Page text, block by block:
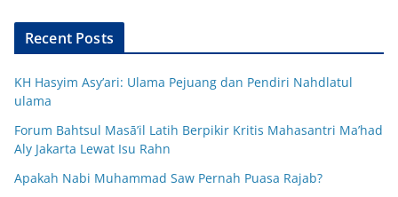
Recent Posts
KH Hasyim Asy’ari: Ulama Pejuang dan Pendiri Nahdlatul
ulama
Forum Bahtsul Masā’il Latih Berpikir Kritis Mahasantri Ma’had
Aly Jakarta Lewat Isu Rahn
Apakah Nabi Muhammad Saw Pernah Puasa Rajab?